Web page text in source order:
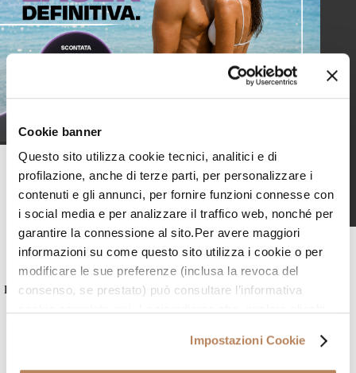
Cookie banner
Questo sito utilizza cookie tecnici, analitici e di
profilazione, anche di terze parti, per personalizzare i
contenuti e gli annunci, per fornire funzioni connesse con
i social media e per analizzare il traffico web, nonché per
garantire la connessione al sito.Per avere maggiori
informazioni su come questo sito utilizza i cookie o per
modificare le sue preferenze (inclusa la revoca del
consenso, se prestato) può consultare l’informativa
chiudi in alto a destra, saranno mantenute le impostazioni
Impostazioni Cookie
ULTERIORI INFORMAZIONI
Recensioni
Le recensioni non sono verificate; sono importate da Google Business
Business Profile possono esserci recensioni con valutazioni inferiori.